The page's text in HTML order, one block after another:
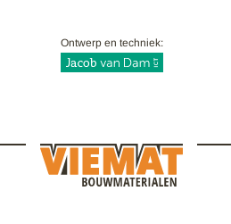
Ontwerp en techniek: